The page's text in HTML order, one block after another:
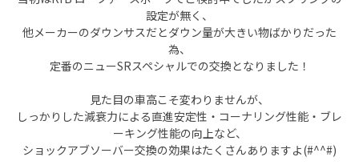
設定が無く、
他メーカーのダウンサスだとダウン量が大きい物ばかりだった
為、
定番のニューSRスペシャルでの交換となりました！
見た目の車高こそ変わりませんが、
しっかりした減衰力による直進安定性・コーナリング性能・ブレ
ーキング性能の向上など、
ショックアブソーバー交換の効果はたくさんありますよ(#^^#)